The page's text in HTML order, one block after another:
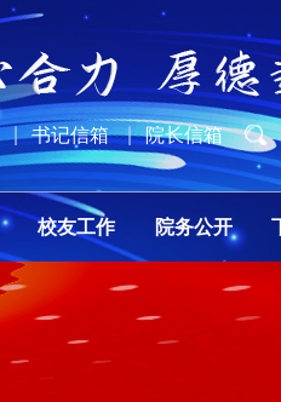
书记信箱 院长信箱
校友工作 院务公开